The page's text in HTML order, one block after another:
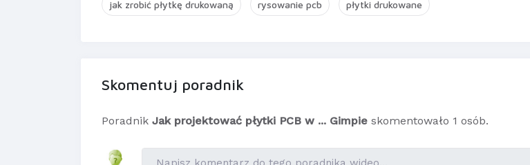
jak zrobić płytkę drukowaną rysowanie pcb płytki drukowane
Skomentuj poradnik
Poradnik Jak projektować płytki PCB w ... Gimpie skomentowało 1 osób.